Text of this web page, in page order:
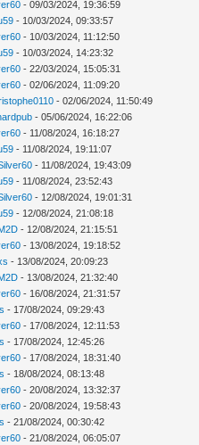
- 09/03/2024, 19:36:59
- 10/03/2024, 09:33:57
- 10/03/2024, 11:12:50
- 10/03/2024, 14:23:32
- 22/03/2024, 15:05:31
- 02/06/2024, 11:09:20
- 02/06/2024, 11:50:49
- 05/06/2024, 16:22:06
- 11/08/2024, 16:18:27
- 11/08/2024, 19:11:07
- 11/08/2024, 19:43:09
- 11/08/2024, 23:52:43
- 12/08/2024, 19:01:31
- 12/08/2024, 21:08:18
- 12/08/2024, 21:15:51
- 13/08/2024, 19:18:52
- 13/08/2024, 20:09:23
- 13/08/2024, 21:32:40
- 16/08/2024, 21:31:57
- 17/08/2024, 09:29:43
- 17/08/2024, 12:11:53
- 17/08/2024, 12:45:26
- 17/08/2024, 18:31:40
- 18/08/2024, 08:13:48
- 20/08/2024, 13:32:37
- 20/08/2024, 19:58:43
- 21/08/2024, 00:30:42
- 21/08/2024, 06:05:07